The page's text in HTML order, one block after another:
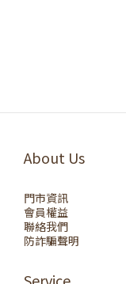
About Us
門市資訊
會員權益
聯絡我們
防詐騙聲明